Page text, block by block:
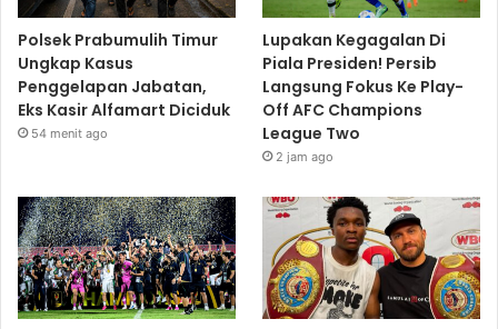
Polsek Prabumulih Timur
Ungkap Kasus
Penggelapan Jabatan,
Eks Kasir Alfamart Diciduk
54 menit ago
Lupakan Kegagalan Di
Piala Presiden! Persib
Langsung Fokus Ke Play-
Off AFC Champions
League Two
2 jam ago